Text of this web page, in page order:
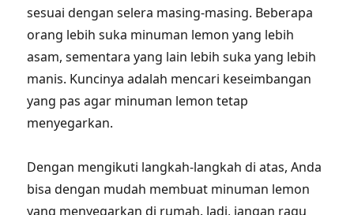
sesuai dengan selera masing-masing. Beberapa
orang lebih suka minuman lemon yang lebih
asam, sementara yang lain lebih suka yang lebih
manis. Kuncinya adalah mencari keseimbangan
yang pas agar minuman lemon tetap
menyegarkan.
Dengan mengikuti langkah-langkah di atas, Anda
bisa dengan mudah membuat minuman lemon
yang menyegarkan di rumah. Jadi, jangan ragu